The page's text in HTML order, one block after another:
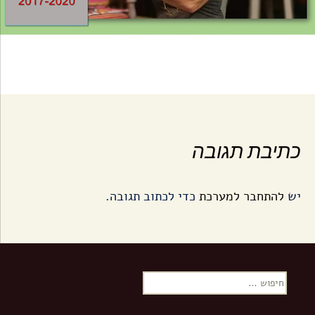
כתיבת תגובה
יש להתחבר למערכת כדי לכתוב תגובה.
ח
י